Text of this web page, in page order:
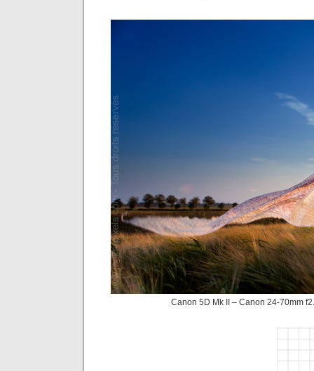
Canon 5D Mk II – Canon 24-70mm